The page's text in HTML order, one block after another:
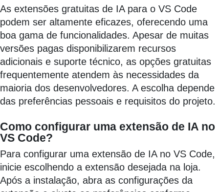
As extensões gratuitas de IA para o VS Code
podem ser altamente eficazes, oferecendo uma
boa gama de funcionalidades. Apesar de muitas
versões pagas disponibilizarem recursos
adicionais e suporte técnico, as opções gratuitas
frequentemente atendem às necessidades da
maioria dos desenvolvedores. A escolha depende
das preferências pessoais e requisitos do projeto.
Como configurar uma extensão de IA no
VS Code?
Para configurar uma extensão de IA no VS Code,
inicie escolhendo a extensão desejada na loja.
Após a instalação, abra as configurações da